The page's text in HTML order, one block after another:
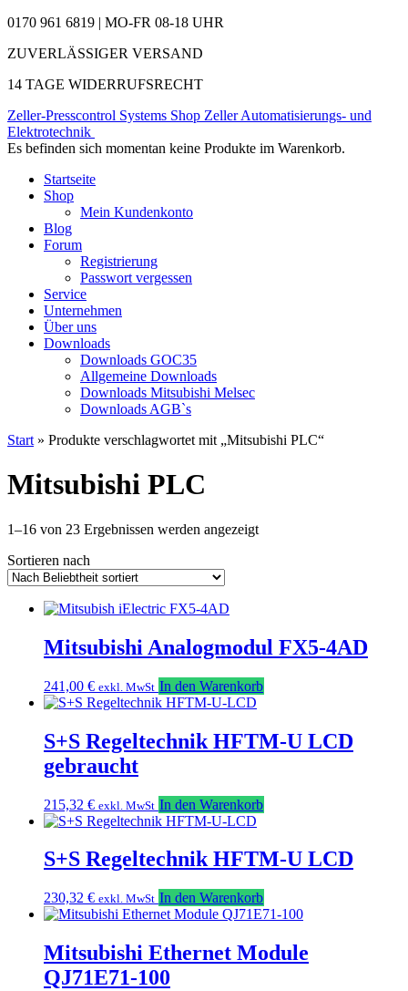
0170 961 6819 | MO-FR 08-18 UHR
ZUVERLÄSSIGER VERSAND
14 TAGE WIDERRUFSRECHT
Zeller-Presscontrol Systems Shop Zeller Automatisierungs- und
Elektrotechnik
Es befinden sich momentan keine Produkte im Warenkorb.
Startseite
Shop
Mein Kundenkonto
Blog
Forum
Registrierung
Passwort vergessen
Service
Unternehmen
Über uns
Downloads
Downloads GOC35
Allgemeine Downloads
Downloads Mitsubishi Melsec
Downloads AGB`s
Start » Produkte verschlagwortet mit „Mitsubishi PLC“
Mitsubishi PLC
1–16 von 23 Ergebnissen werden angezeigtNach
Sortieren nach
Mitsubishi Analogmodul FX5-4AD
241,00 € exkl. MwSt In den Warenkorb
S+S Regeltechnik HFTM-U LCD
gebraucht
215,32 € exkl. MwSt In den Warenkorb
S+S Regeltechnik HFTM-U LCD
230,32 € exkl. MwSt In den Warenkorb
Mitsubishi Ethernet Module
QJ71E71-100